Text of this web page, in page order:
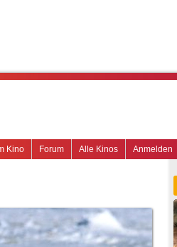
Anmelden
Alle Kinos
Forum
Kino